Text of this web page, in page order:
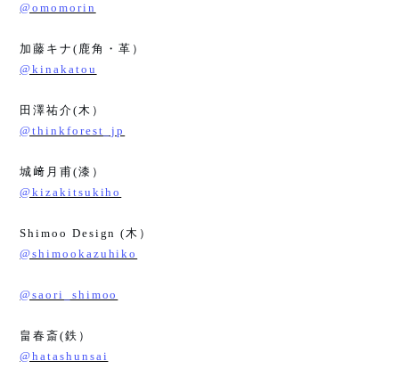
@omomorin
加藤キナ( 鹿角・革）
@kinakatou
田澤祐介(木）
@thinkforest_jp
城﨑月甫(漆）
@kizakitsukiho
Shimoo Design (木）
@shimookazuhiko
@saori_shimoo
畠春斎(鉄）
@hatashunsai